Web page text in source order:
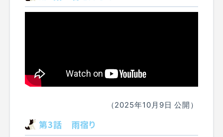
（2025年10月9日 公開）
第3話 雨宿り